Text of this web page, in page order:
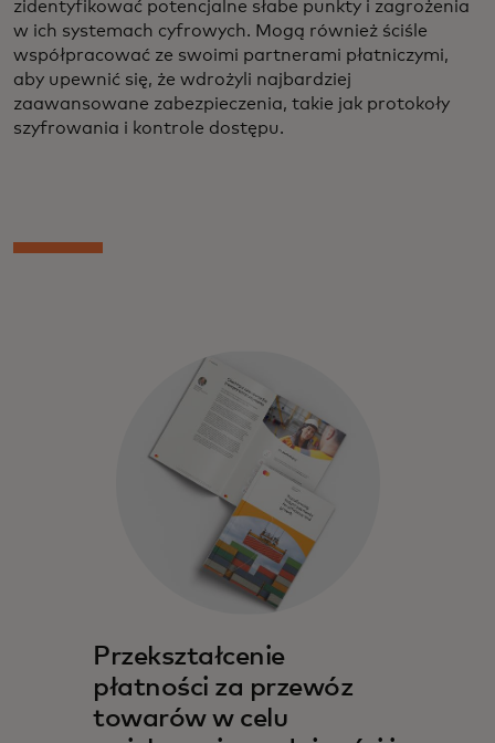
zidentyfikować potencjalne słabe punkty i zagrożenia
w ich systemach cyfrowych. Mogą również ściśle
współpracować ze swoimi partnerami płatniczymi,
aby upewnić się, że wdrożyli najbardziej
zaawansowane zabezpieczenia, takie jak protokoły
szyfrowania i kontrole dostępu.
Przekształcenie
płatności za przewóz
towarów w celu